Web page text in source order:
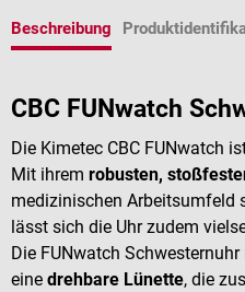
Beschreibung
CBC FUNwatch
Die Kimetec CBC FUNwatch
Mit ihrem robusten,
medizinischen Arbeitsumfeld
lässt sich die Uhr zudem
Die FUNwatch Schwesternuhr
eine drehbare Lünette, die